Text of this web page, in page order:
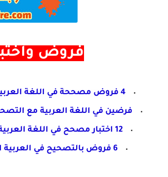
فروض
4 فروض مصححة في اللغة العربية الفصل الأول السنة الرابعة متوسط
فرضين في اللغة العربية مع
12 اختبار مصحح في اللغة العربية الفصل الأول السنة الرابعة متوسط
6 فروض بالتصحيح في العربية الفصل الثاني السنة